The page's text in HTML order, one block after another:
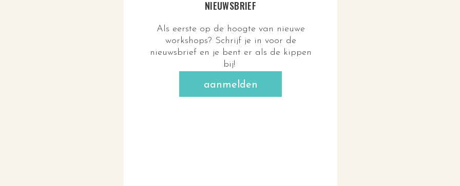
NIEUWSBRIEF
Als eerste op de hoogte van nieuwe
workshops? Schrijf je in voor de
nieuwsbrief en je bent er als de kippen
bij!
aanmelden